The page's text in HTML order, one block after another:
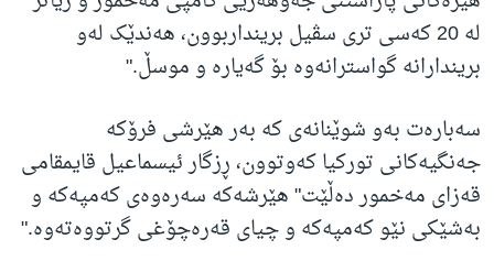
لە 20 کەسی تری سڤیل برینداربوون، هەندێک لەو
بریندارانە گواسترانەوە بۆ گەیارە و موسڵ."
سەبارەت بەو شوێنانەی کە بەر هێرشی فرۆکە
جەنگیەکانی تورکیا کەوتوون، ڕزگار ئیسماعیل قایمقامی
قەزای مەخمور دەڵێت" هێرشەکە سەرەوەی کەمپەکە و
بەشێکی نێو کەمپەکە و چیای قەرەچۆغی گرتووەتەوە."